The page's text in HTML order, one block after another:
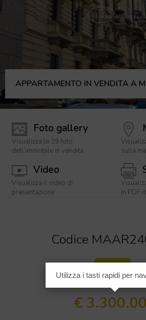
APPARTAMENTO IN VENDITA A
Foto gallery
Visualizza le 39 foto
dell’immobile in vendita
sulla
Video
Visualizza il video di
presentazione
in PDF
Codice
€
Utilizza i tasti rapidi per